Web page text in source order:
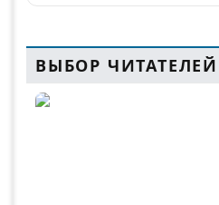
ВЫБОР ЧИТАТЕЛЕЙ